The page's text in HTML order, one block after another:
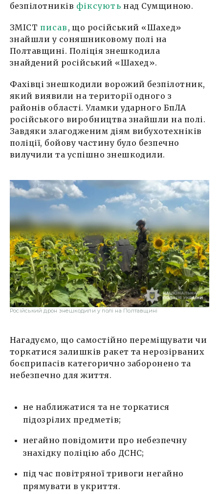
безпілотників фіксують над Сумщиною.
ЗМІСТ писав , що російський «Шахед»
знайшли у соняшниковому полі на
Полтавщині. Поліція знешкодила
знайдений російський «Шахед».
Фахівці знешкодили ворожий безпілотник,
який виявили на території одного з
районів області. Уламки ударного БпЛА
російського виробництва знайшли на полі.
Завдяки злагодженим діям вибухотехніків
поліції, бойову частину було безпечно
вилучили та успішно знешкодили.
Російський дрон знешкодили у полі на Полтавщині
Нагадуємо, що самостійно переміщувати чи
торкатися залишків ракет та нерозірваних
боєприпасів категорично заборонено та
небезпечно для життя.
не наближатися та не торкатися
підозрілих предметів;
негайно повідомити про небезпечну
знахідку поліцію або ДСНС;
під час повітряної тривоги негайно
прямувати в укриття.